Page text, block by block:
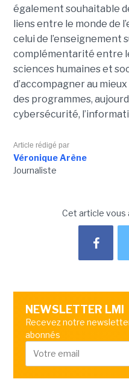
également souhaitable
liens entre le monde de
celui de l’enseignement
complémentarité entre
sciences humaines et
d’accompagner au
des programmes,
cybersécurité,
Article rédigé par
Véronique Arène
Journaliste
Cet article vous
NEWSLETTER LMI
Recevez notre
abonnés